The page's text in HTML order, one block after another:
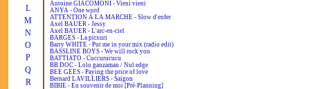
L
M
N
O
P
Q
R
Antoine GIACOMONI - Vieni vieni
ANYA - One word
ATTENTION À LA MARCHE - Slow d'enfer
Axel BAUER - Jessy
Axel BAUER - L'arc-en-ciel
BARGES - La pitxuri
Barry WHITE - Put me in your mix (radio edit)
BASSLINE BOYS - We will rock you
BATTIATO - Cuccurucucu
BB DOC - Lolo ganzaman / Nul edge
BEE GEES - Paying the price of love
Bernard LAVILLIERS - Saïgon
BIBIE - En souvenir de moi [Pré-Planning]